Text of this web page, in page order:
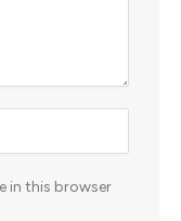
in this browser